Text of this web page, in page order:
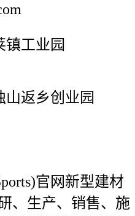
镇工业园
山返乡创业园
官网新型建材
、生产、销售、施